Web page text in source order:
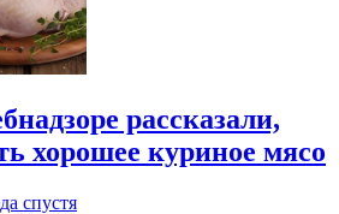
рассказали,
хорошее куриное мясо
спустя